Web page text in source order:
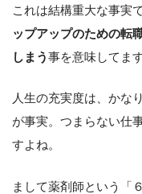
これは結構重大な事実で
ップアップのための転
しまう事を意味してま
人生の充実度は、かな
が事実。つまらない仕
すよね。
まして薬剤師という「